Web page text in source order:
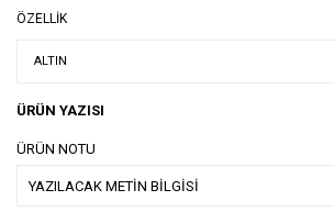
ÖZELLİK
ÜRÜN YAZISI
ÜRÜN NOTU